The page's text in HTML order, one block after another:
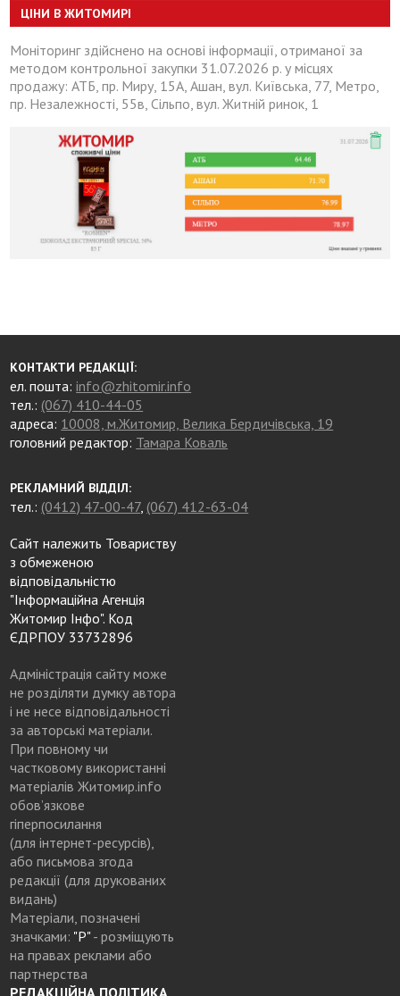
ЦІНИ В ЖИТОМИРІ
Моніторинг здійснено на основі інформації, отриманої за
методом контрольної закупки 31.07.2026 р. у місцях
продажу: АТБ, пр. Миру, 15А, Ашан, вул. Київська, 77, Метро,
пр. Незалежності, 55в, Сільпо, вул. Житній ринок, 1
КОНТАКТИ РЕДАКЦІЇ:
ел. пошта:info@zhitomir.info
тел.: (067) 410-44-05
адреса: 10008, м.Житомир, Велика Бердичівська, 19
головний редактор: Тамара Коваль
РЕКЛАМНИЙ ВІДДІЛ:
тел.: (0412) 47-00-47, (067) 412-63-04
Сайт належить Товариству
з обмеженою
відповідальністю
"Інформаційна Агенція
Житомир Інфо". Код
ЄДРПОУ 33732896
Адміністрація сайту може
не розділяти думку автора
і не несе відповідальності
за авторські матеріали.
При повному чи
частковому використанні
матеріалів Житомир.info
обов’язкове
гіперпосилання
(для інтернет-ресурсів),
або письмова згода
редакції (для друкованих
видань)
Матеріали, позначені
значками: "Р"- розміщують
на правах реклами або
партнерства